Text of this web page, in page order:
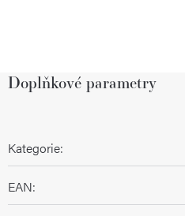
Doplňkové parametry
Kategorie:
EAN: